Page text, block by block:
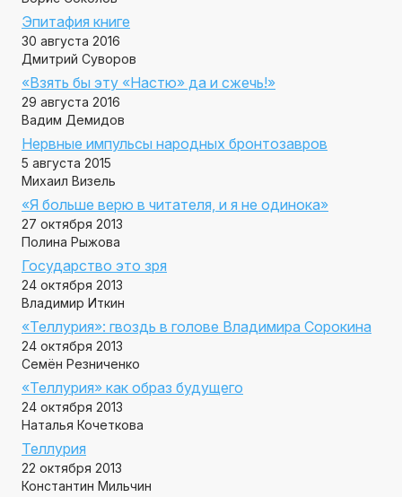
Эпитафия книге
30 августа 2016
Дмитрий Суворов
«Взять бы эту «Настю» да и сжечь!»
29 августа 2016
Вадим Демидов
​Нервные импульсы народных бронтозавров
5 августа 2015
Михаил Визель
«Я больше верю в читателя, и я не одинока»
27 октября 2013
Полина Рыжова
Государство это зря
24 октября 2013
Владимир Иткин
«Теллурия»: гвоздь в голове Владимира Сорокина
24 октября 2013
Семён Резниченко
«Теллурия» как образ будущего
24 октября 2013
Наталья Кочеткова
Теллурия
22 октября 2013
Константин Мильчин